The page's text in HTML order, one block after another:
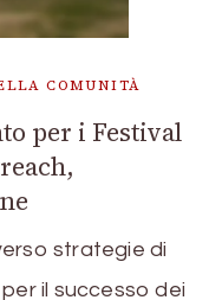
COMUNITÀ
per i Festival
strategie di
il successo dei